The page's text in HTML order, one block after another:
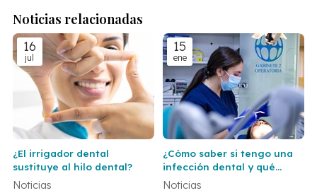
Noticias relacionadas
16
jul
¿El irrigador dental
sustituye al hilo dental?
Noticias
15
ene
¿Cómo saber si tengo una
infección dental y qué
hacer al respecto?
Noticias